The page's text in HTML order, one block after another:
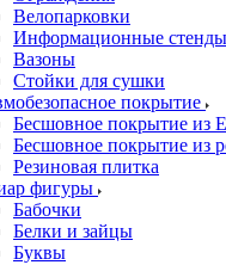
Велопарковки
Информационные стенды
Вазоны
Стойки для сушки
покрытие
Бесшовное покрытие из
Бесшовное покрытие из
Резиновая плитка
фигуры
Бабочки
Белки и зайцы
Буквы